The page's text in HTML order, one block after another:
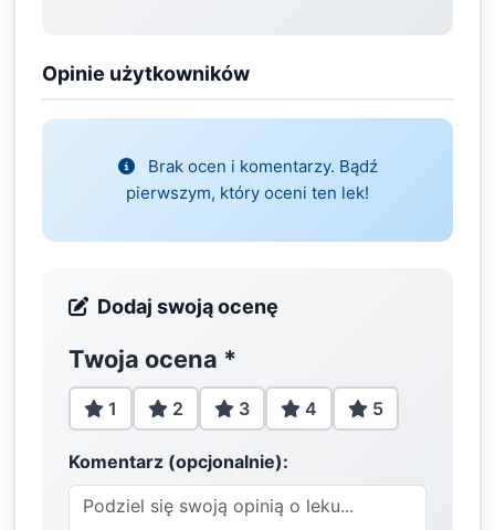
Opinie użytkowników
Brak ocen i komentarzy. Bądź
pierwszym, który oceni ten lek!
Dodaj swoją ocenę
Twoja ocena *
1 2 3 4 5
Komentarz (opcjonalnie):